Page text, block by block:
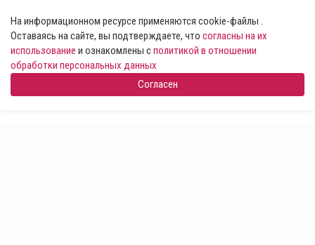
На информационном ресурсе применяются cookie-файлы .
Оставаясь на сайте, вы подтверждаете, что согласны на их
использование и ознакомлены сполитикой в отношении
обработки персональных данных
Согласен